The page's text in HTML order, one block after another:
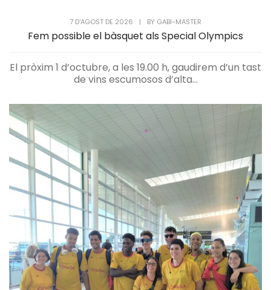
7 D'AGOST DE 2026 | BY GABI-MASTER
Fem possible el bàsquet als Special Olympics
El pròxim 1 d’octubre, a les 19.00 h, gaudirem d’un tast
de vins escumosos d’alta...